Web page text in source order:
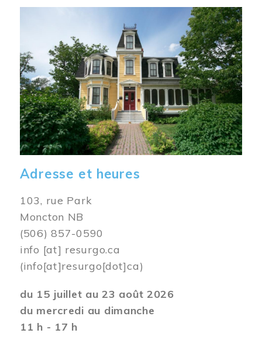
Adresse et heures
103, rue Park
Moncton NB
(506) 857-0590
info [at] resurgo.ca
(info[at]resurgo[dot]ca)
du 15 juillet au 23 août 2026
du mercredi au dimanche
11 h - 17 h